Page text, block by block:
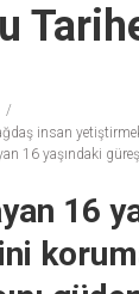
insan
16 yaşındaki
16